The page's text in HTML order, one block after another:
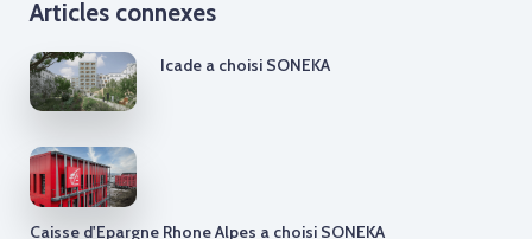
Articles connexes
Icade a choisi SONEKA
Caisse d'Epargne Rhone Alpes a choisi SONEKA